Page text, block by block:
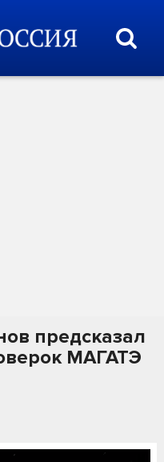
предсказал
МАГАТЭ